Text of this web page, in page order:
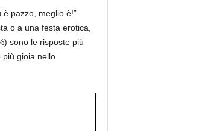
pazzo, meglio è!”
o a una festa erotica,
sono le risposte più
gioia nello